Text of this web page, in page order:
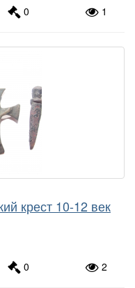
0 1
крест 10-12 век
0 2